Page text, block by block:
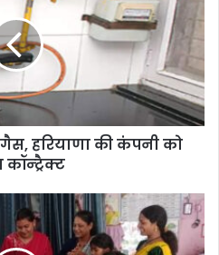
हरियाणा की कंपनी को
कॉन्ट्रैक्ट